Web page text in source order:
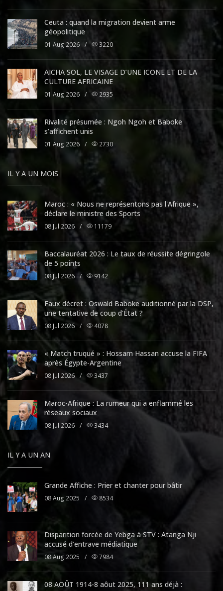
Ceuta : quand la migration devient arme
géopolitique
01 Aug 2026 / 3220
AICHA SOL, LE VISAGE D’UNE ICONE ET DE LA
CULTURE AFRICAINE
01 Aug 2026 / 2935
Rivalité présumée : Ngoh Ngoh et Baboke
s’affichent unis
01 Aug 2026 / 2730
IL Y A UN MOIS
Maroc : « Nous ne représentons pas l'Afrique »,
déclare le ministre des Sports
08 Jul 2026 / 11179
Baccalauréat 2026 : Le taux de réussite dégringole
de 5 points
08 Jul 2026 / 9142
Faux décret : Oswald Baboke auditionné par la DSP,
une tentative de coup d'État ?
08 Jul 2026 / 4078
« Match truqué » : Hossam Hassan accuse la FIFA
après Égypte-Argentine
08 Jul 2026 / 3437
Maroc-Afrique : La rumeur qui a enflammé les
réseaux sociaux
08 Jul 2026 / 3434
IL Y A UN AN
Grande Affiche : Prier et chanter pour bâtir
08 Aug 2025 / 8534
Disparition forcée de Yebga à STV : Atanga Nji
accusé d’entrave médiatique
08 Aug 2025 / 7984
08 AOÛT 1914-8 aôut 2025, 111 ans déjà :